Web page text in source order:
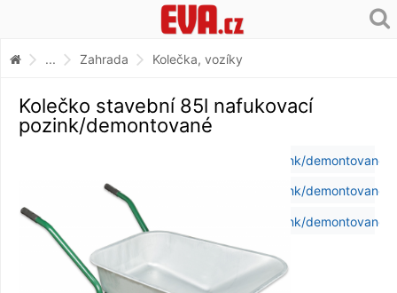
... Zahrada Kolečka, vozíky
Kolečko stavební 85l nafukovací
pozink/demontované